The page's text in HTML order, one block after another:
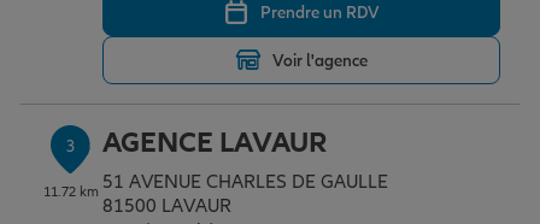
Garantie des accidents de la vie
Assurance scolaire
Prendre un RDV
Voir l'agence
3
11.72 km
AGENCE LAVAUR
51 AVENUE CHARLES DE GAULLE
81500 LAVAUR